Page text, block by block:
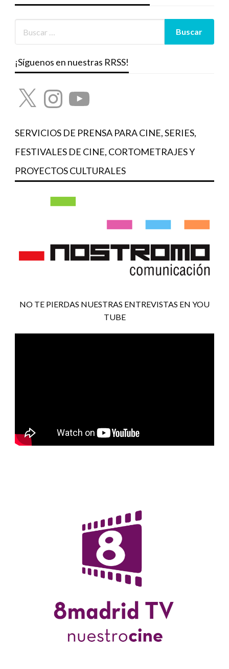
¡Síguenos en nuestras RRSS!
X InstagramYouTube
SERVICIOS DE PRENSA PARA CINE, SERIES,
FESTIVALES DE CINE, CORTOMETRAJES Y
PROYECTOS CULTURALES
NO TE PIERDAS NUESTRAS ENTREVISTAS EN YOU
TUBE